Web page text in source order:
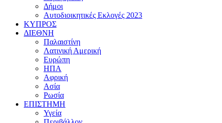
Δήμοι
Αυτοδιοικητικές Εκλογές 2023
ΚΥΠΡΟΣ
ΔΙΕΘΝΗ
Παλαιστίνη
Λατινική Αμερική
Ευρώπη
ΗΠΑ
Αφρική
Ασία
Ρωσία
ΕΠΙΣΤΗΜΗ
Υγεία